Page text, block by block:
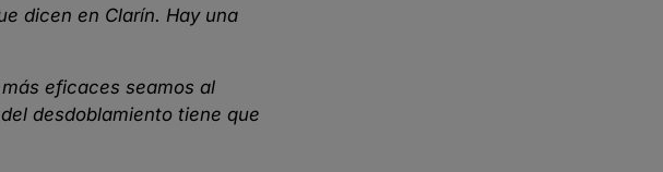
dicen en Clarín. Hay una
eficaces seamos al
desdoblamiento tiene que